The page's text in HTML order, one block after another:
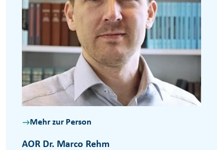
Mehr zur Person
AOR Dr. Marco Rehm